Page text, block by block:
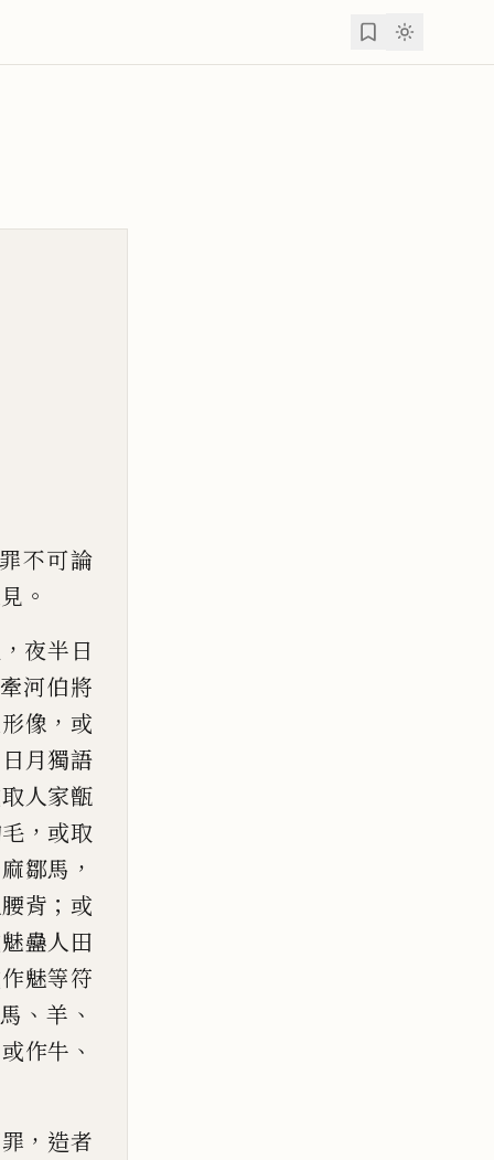
不可論
。
， 夜半日
河伯將
像 ， 或
月獨語
取人家甑
， 或取
麻鄒馬 ，
腰背 ； 或
蠱人田
魅等符
馬 、羊 、
或作牛 、
， 造者